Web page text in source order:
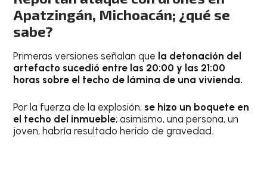
Apatzingán, Michoacán; ¿qué se
sabe?
Primeras versiones señalan que la detonación del
artefacto sucedió entre las 20:00 y las 21:00
horas sobre el techo de lámina de una vivienda.
Por la fuerza de la explosión, se hizo un boquete en
el techo del inmueble; asimismo, una persona, un
joven, habría resultado herido de gravedad.